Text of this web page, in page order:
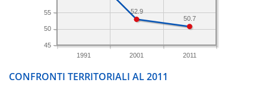
1991 2001 2011
45
50
55
50.7
52.9
CONFRONTI TERRITORIALI AL 2011